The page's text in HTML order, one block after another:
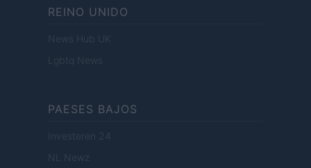
REINO UNIDO
News Hub UK
Lgbtq News
PAESES BAJOS
Investeren 24
NL Newz